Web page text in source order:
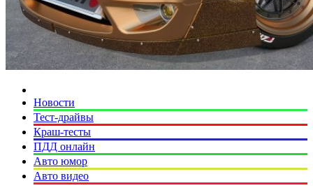
Новости
Тест-драйвы
Краш-тесты
ПДД онлайн
Авто юмор
Авто видео